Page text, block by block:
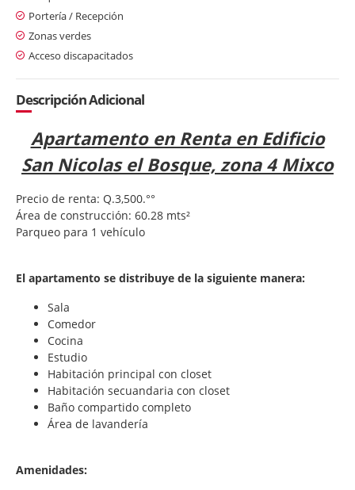
Portería / Recepción
Zonas verdes
Acceso discapacitados
Descripción Adicional
Apartamento en Renta en Edificio
San Nicolas el Bosque, zona 4 Mixco
Precio de renta: Q.3,500.°°
Área de construcción: 60.28 mts²
Parqueo para 1 vehículo
El apartamento se distribuye de la siguiente manera:
Sala
Comedor
Cocina
Estudio
Habitación principal con closet
Habitación secuandaria con closet
Baño compartido completo
Área de lavandería
Amenidades: